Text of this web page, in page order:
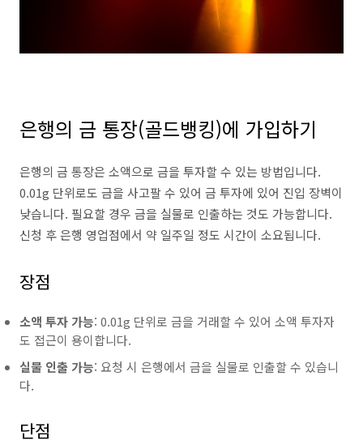
은행의 금 통장(골드뱅킹)에 가입하기
은행의 금 통장은 소액으로 금을 투자할 수 있는 방법입니다.
0.01g 단위로도 금을 사고팔 수 있어 금 투자에 있어 진입 장벽이
낮습니다. 필요할 경우 금을 실물로 인출하는 것도 가능합니다.
신청 후 은행 영업점에서 약 일주일 정도 시간이 소요됩니다.
장점
소액 투자 가능: 0.01g 단위로 금을 거래할 수 있어 소액 투자자
도 접근이 용이합니다.
실물 인출 가능: 요청 시 은행에서 금을 실물로 인출할 수 있습니
다.
단점